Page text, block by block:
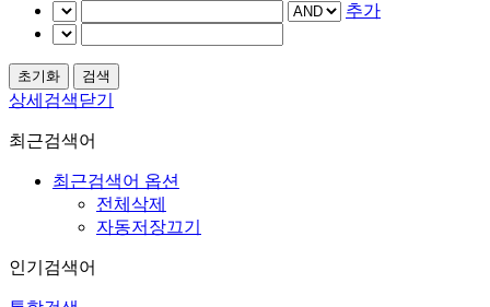
추가
상세검색닫기
최근검색어
최근검색어 옵션
전체삭제
자동저장끄기
인기검색어